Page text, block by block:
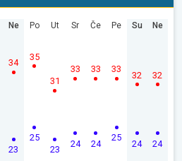
Ne
23
34
Po
25
35
Ut
23
31
Sr
24
33
Če
24
33
Pe
25
33
Su
24
32
Ne
24
32